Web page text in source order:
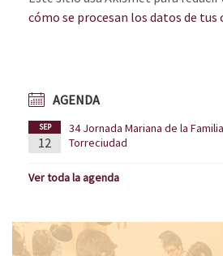
cómo se procesan los datos de
AGENDA
SEP
12
34 Jornada Mariana de la
Torreciudad
Ver toda la agenda